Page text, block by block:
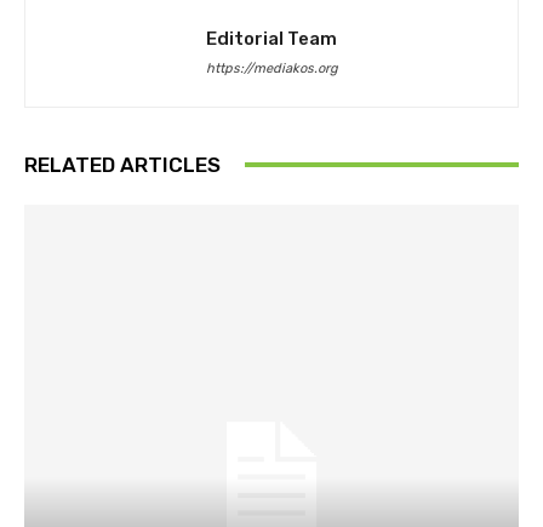
Editorial Team
https://mediakos.org
RELATED ARTICLES